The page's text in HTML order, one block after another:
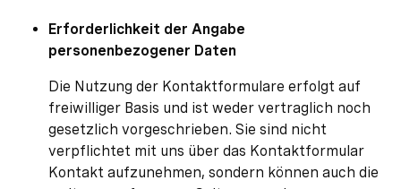
Erforderlichkeit der Angabe
personenbezogener Daten
Die Nutzung der Kontaktformulare erfolgt auf
freiwilliger Basis und ist weder vertraglich noch
gesetzlich vorgeschrieben. Sie sind nicht
verpflichtet mit uns über das Kontaktformular
Kontakt aufzunehmen, sondern können auch die